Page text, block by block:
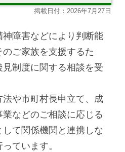
掲載日付：2026年7月27日
障害などにより判断能
ご家族を支援するた
制度に関する相談を受
や市町村長申立て、成
などのご相談に応じる
て関係機関と連携しな
ています。